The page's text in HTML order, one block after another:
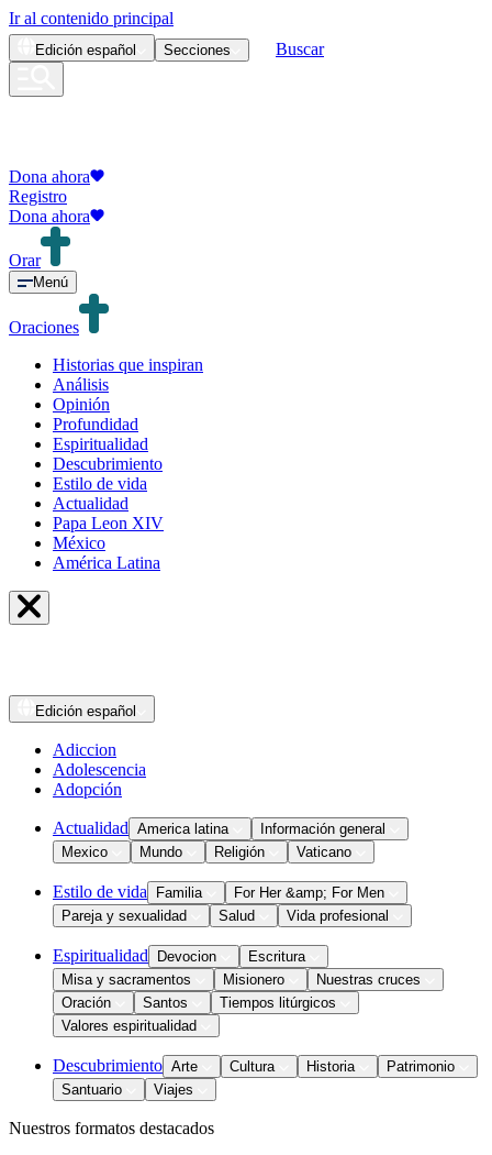
Ir al contenido principal
Edición español Secciones Buscar
Dona ahora
Registro
Dona ahora
Orar
Menú
Oraciones
Historias que inspiran
Análisis
Opinión
Profundidad
Espiritualidad
Descubrimiento
Estilo de vida
Actualidad
Papa Leon XIV
México
América Latina
Edición español
Adiccion
Adolescencia
Adopción
Actualidad America latina
Información general
Mexico
Mundo Religión Vaticano
Estilo de vida Familia
For Her &amp; For Men
Pareja y sexualidad
Salud Vida profesional
Espiritualidad Devocion
Escritura
Misa y sacramentos
Misionero
Nuestras cruces
Oración
Santos
Tiempos litúrgicos
Valores espiritualidad
Descubrimiento Arte Cultura Historia
Patrimonio
Santuario
Viajes
Nuestros formatos destacados